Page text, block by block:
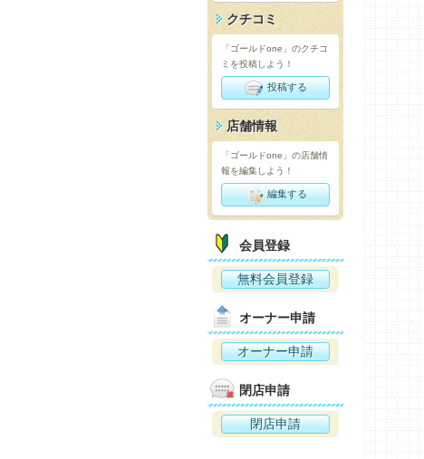
クチコミ
「ゴールドone」のクチコ
ミを投稿しよう！
投稿する
店舗情報
「ゴールドone」の店舗情
報を編集しよう！
編集する
会員登録
無料会員登録
オーナー申請
オーナー申請
閉店申請
閉店申請